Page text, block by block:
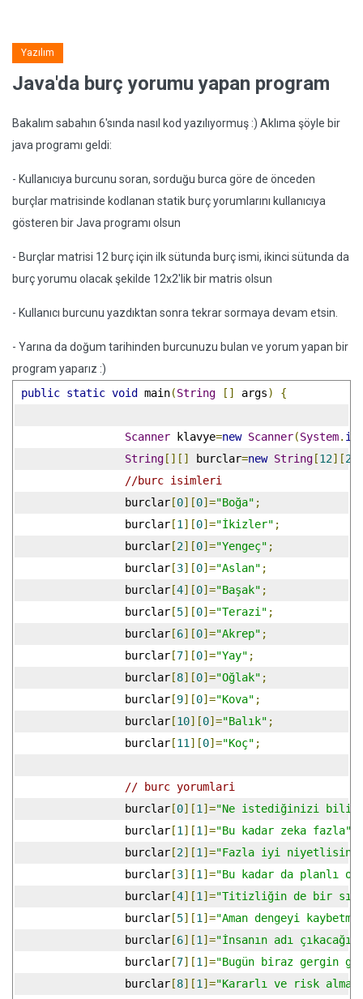
Yazılım
Java'da burç yorumu yapan program
Bakalım sabahın 6'sında nasıl kod yazılıyormuş :) Aklıma şöyle bir
java programı geldi:
- Kullanıcıya burcunu soran, sorduğu burca göre de önceden
burçlar matrisinde kodlanan statik burç yorumlarını kullanıcıya
gösteren bir Java programı olsun
- Burçlar matrisi 12 burç için ilk sütunda burç ismi, ikinci sütunda da
burç yorumu olacak şekilde 12x2'lik bir matris olsun
- Kullanıcı burcunu yazdıktan sonra tekrar sormaya devam etsin.
- Yarına da doğum tarihinden burcunuzu bulan ve yorum yapan bir
program yaparız :)
public static void main(String [] args) {
Scanner klavye=new Scanner(System. in
String [][] burclar=new String [12][2
//burc isimleri
		 burclar
[0][0]="Boğa" ;
		 burclar
[1 ][0]="İkizler" ;
		 burclar
[2][0]="Yengeç" ;
		 burclar
[3][0]="Aslan" ;
		 burclar
[4][0]="Başak" ;
		 burclar
[5][0]="Terazi" ;
		 burclar
[6][0]="Akrep" ;
		 burclar
[7][0]="Yay" ;
		 burclar
[8][0]="Oğlak" ;
		 burclar
[9][0]="Kova" ;
		 burclar
[10][0]="Balık" ;
		 burclar
[11 ][0]="Koç" ;
// burc yorumlari
		 burclar
[0][1 ]="Ne istediğinizi
		 burclar
[1 ][1 ]="Bu kadar zeka fazla"
		 burclar
[2][1 ]="Fazla iyi
		 burclar
[3][1 ]="Bu kadar da planlı
		 burclar
[4][1 ]="Titizliğin de bir
		 burclar
[5][1 ]="Aman dengeyi
		 burclar
[6][1 ]="İnsanın adı
		 burclar
[7][1 ]="Bugün biraz gergin
		 burclar
[8][1 ]="Kararlı ve risk